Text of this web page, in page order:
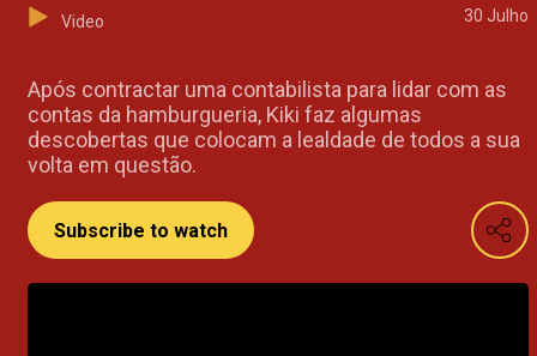
Video 30 Julho
Após contractar uma contabilista para lidar com as
contas da hamburgueria, Kiki faz algumas
descobertas que colocam a lealdade de todos a sua
volta em questão.
Subscribe to watch